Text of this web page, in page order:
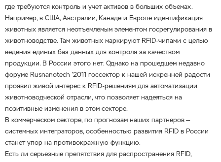
где требуются контроль и учет активов в больших объемах.
Например, в США, Австралии, Канаде и Европе идентификация
животных является неотъемлемым элементом госрегулирования в
животноводстве. Там животных маркируют RFID-чипами с целью
ведения единых баз данных для контроля за качеством
продукции. В России этого нет. Однако на прошедшем недавно
форуме Rusnanotech '2011 госсектор к нашей искренней радости
проявил живой интерес к RFID-решениям для автоматизации
животноводческой отрасли, что позволяет надеяться на
позитивные изменения в этом секторе.
В коммерческом секторе, по прогнозам наших партнеров —
системных интеграторов, особенностью развития RFID в России
станет упор на противокражную функцию.
Есть ли серьезные препятствия для распространения RFID,